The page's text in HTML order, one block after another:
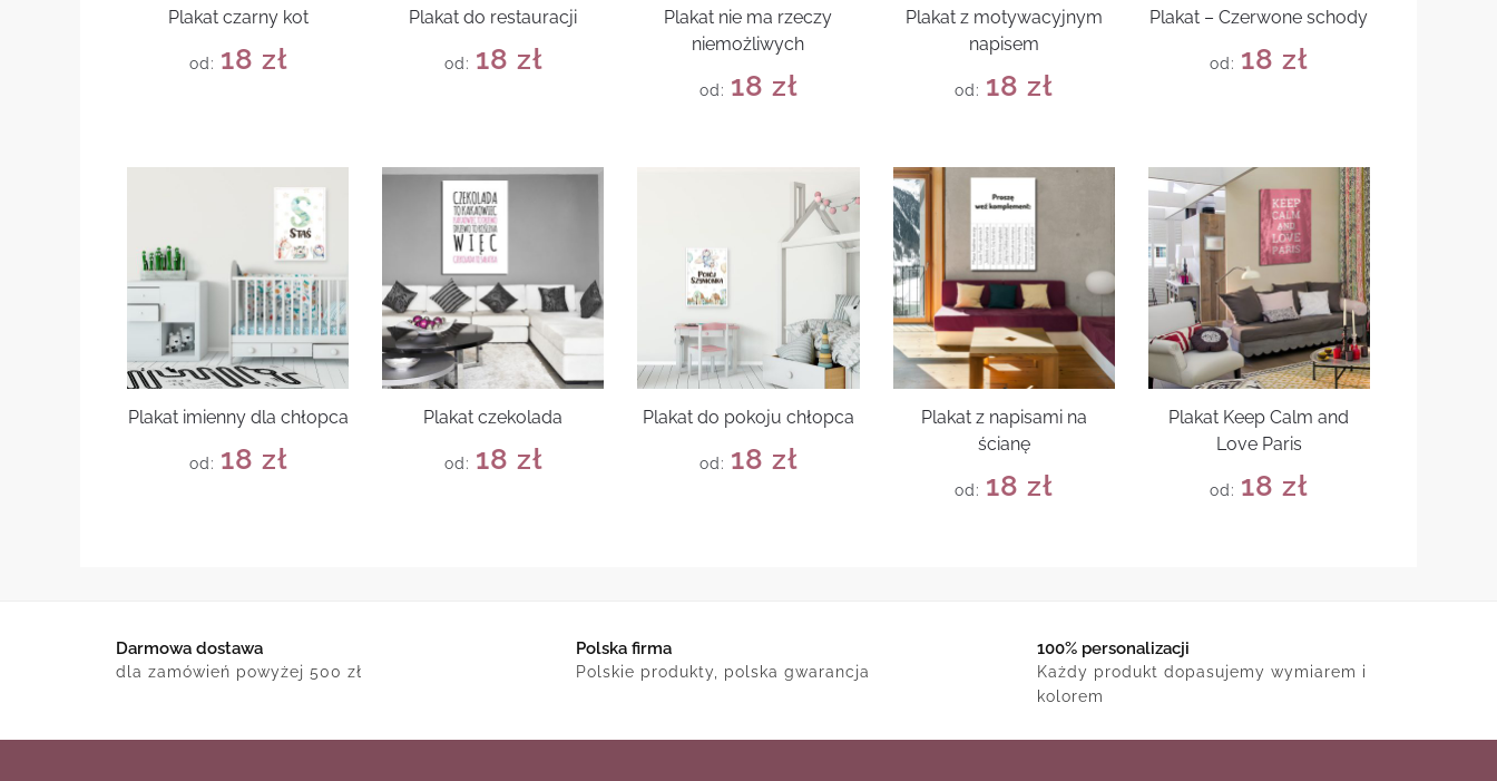
Plakat czarny kot
od: 18 zł
Plakat do restauracji
od: 18 zł
Plakat nie ma rzeczy
niemożliwych
od: 18 zł
Plakat z motywacyjnym
napisem
od: 18zł
Plakat – Czerwone schody
od: 18zł
Plakat imienny dla chłopca
od: 18 zł
Plakat czekolada
od: 18 zł
Plakat do pokoju chłopca
od: 18 zł
Plakat z napisami na
ścianę
od: 18zł
Plakat Keep Calm and
Love Paris
od: 18zł
Darmowa dostawa
dla zamówień powyżej 500 zł
Polska firma
Polskie produkty, polska gwarancja
100% personalizacji
Każdy produkt dopasujemy wymiarem i
kolorem